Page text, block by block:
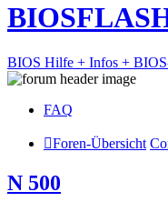
BIOS Hilfe + Infos +
FAQ
Foren-Übersicht
N 500